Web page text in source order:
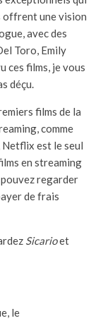
offrent une vision
avec des
Toro, Emily
ces films, je vous
déçu.
films de la
comme
Netflix est le seul
en streaming
regarder
de frais
Sicarioet
le